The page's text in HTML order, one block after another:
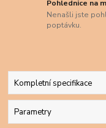
Pohlednice na
Nenašli jste
poptávku.
Kompletní specifikace
Parametry